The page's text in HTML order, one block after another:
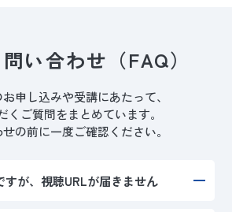
い合わせ （FAQ）
申し込みや受講にあたって、
くご質問をまとめています。
の前に一度ご確認ください。
すが、視聴URLが届きません